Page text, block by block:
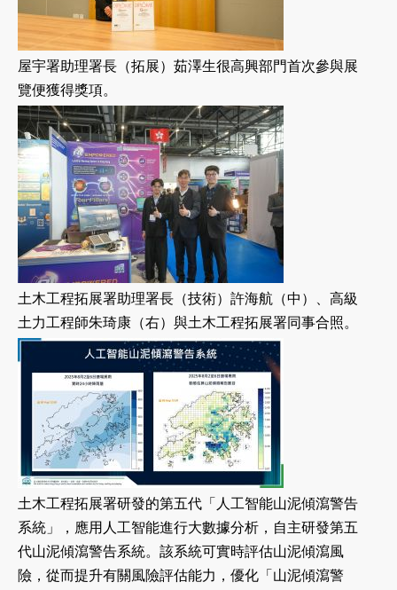
屋宇署助理署長（拓展）茹澤生很高興部門首次參與展
覽便獲得獎項。
土木工程拓展署助理署長（技術）許海航（中）、高級
土力工程師朱琦康（右）與土木工程拓展署同事合照。
土木工程拓展署研發的第五代「人工智能山泥傾瀉警告
系統」，應用人工智能進行大數據分析，自主研發第五
代山泥傾瀉警告系統。該系統可實時評估山泥傾瀉風
險，從而提升有關風險評估能力，優化「山泥傾瀉警